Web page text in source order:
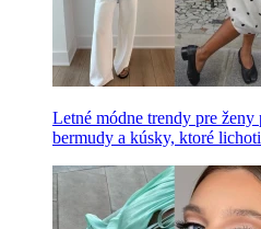
Letné módne trendy pre
bermudy a kúsky, ktoré